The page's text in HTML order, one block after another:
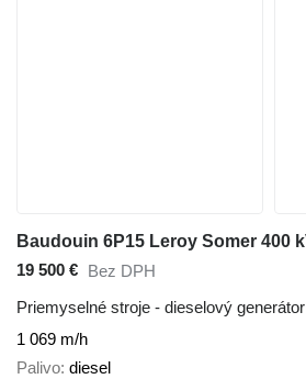
19 500 € Bez DPH
Priemyselné stroje - dieselový generátor
1 069 m/h
Palivo diesel